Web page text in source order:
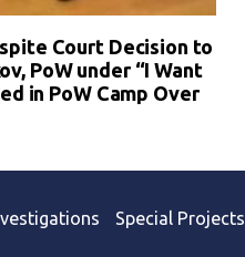
Court Decision to
PoW under “I Want
in PoW Camp Over
Special Projects